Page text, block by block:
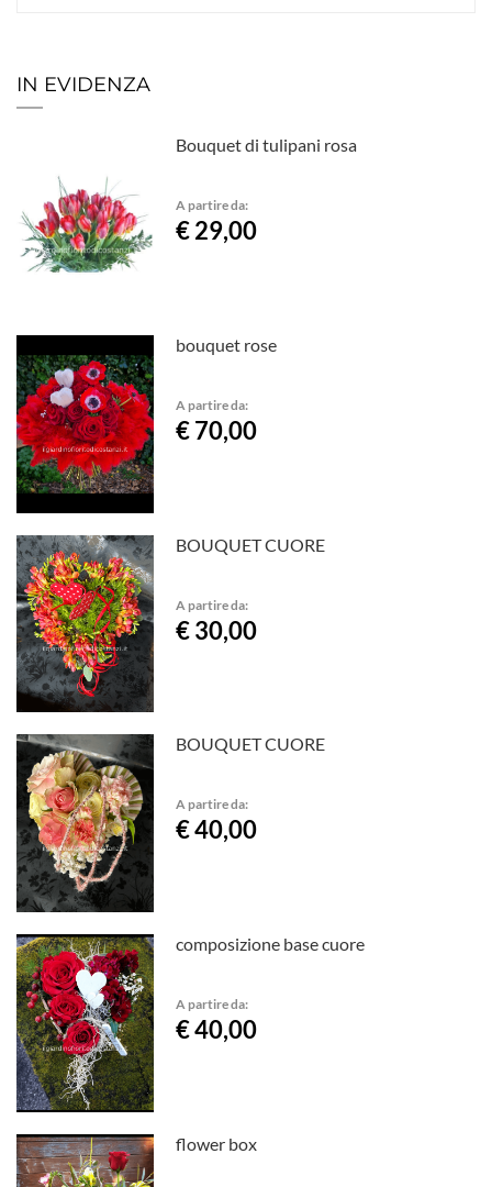
IN EVIDENZA
Bouquet di tulipani rosa
A partire da:
€ 29,00
bouquet rose
A partire da:
€ 70,00
BOUQUET CUORE
A partire da:
€ 30,00
BOUQUET CUORE
A partire da:
€ 40,00
composizione base cuore
A partire da:
€ 40,00
flower box